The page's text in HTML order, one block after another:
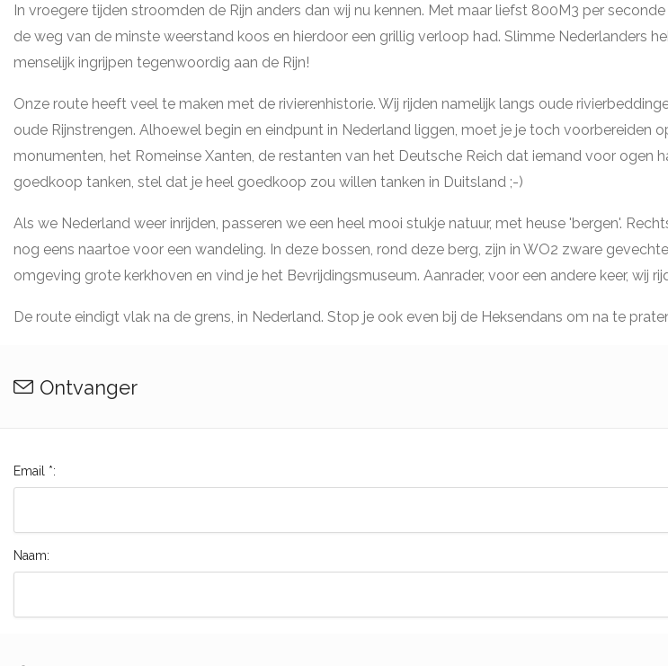
In vroegere tijden stroomden de Rijn anders dan wij nu kennen. Met maar liefst 800M3 per
de weg van de minste weerstand koos en hierdoor een grillig verloop had. Slimme Nederlanders
menselijk ingrijpen tegenwoordig aan de Rijn!
Onze route heeft veel te maken met de rivierenhistorie. Wij rijden namelijk langs oude
oude Rijnstrengen. Alhoewel begin en eindpunt in Nederland liggen, moet je je toch
monumenten, het Romeinse Xanten, de restanten van het Deutsche Reich dat iemand voor ogen
goedkoop tanken, stel dat je heel goedkoop zou willen tanken in Duitsland ;-)
Als we Nederland weer inrijden, passeren we een heel mooi stukje natuur, met heuse 'bergen'.
nog eens naartoe voor een wandeling. In deze bossen, rond deze berg, zijn in WO2 zware
omgeving grote kerkhoven en vind je het Bevrijdingsmuseum. Aanrader, voor een andere keer, wij
De route eindigt vlak na de grens, in Nederland. Stop je ook even bij de Heksendans om na te
Ontvanger
Email *:
Naam: